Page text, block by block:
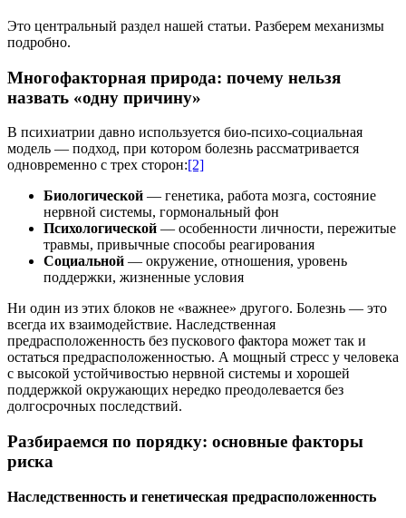
Это центральный раздел нашей статьи. Разберем механизмы
подробно.
Многофакторная природа: почему нельзя
назвать «одну причину»
В психиатрии давно используется био-психо-социальная
модель — подход, при котором болезнь рассматривается
одновременно с трех сторон:[2]
Биологической — генетика, работа мозга, состояние
нервной системы, гормональный фон
Психологической — особенности личности, пережитые
травмы, привычные способы реагирования
Социальной — окружение, отношения, уровень
поддержки, жизненные условия
Ни один из этих блоков не «важнее» другого. Болезнь — это
всегда их взаимодействие. Наследственная
предрасположенность без пускового фактора может так и
остаться предрасположенностью. А мощный стресс у человека
с высокой устойчивостью нервной системы и хорошей
поддержкой окружающих нередко преодолевается без
долгосрочных последствий.
Разбираемся по порядку: основные факторы
риска
Наследственность и генетическая предрасположенность